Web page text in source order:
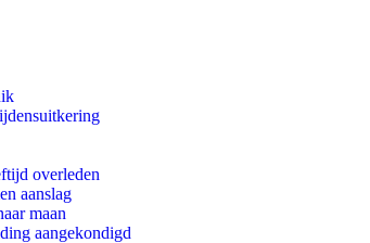
overleden
aanslag
maan
aangekondigd